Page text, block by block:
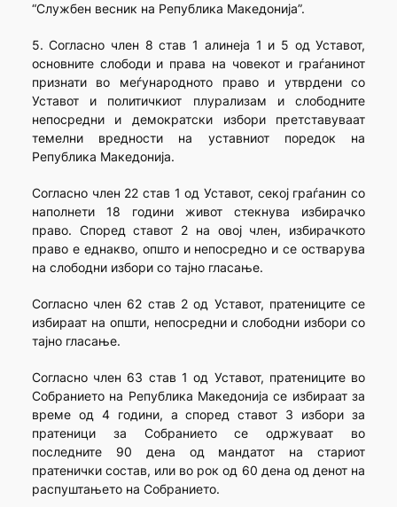
“Службен весник на Република Македонија”.
5. Согласно член 8 став 1 алинеја 1 и 5 од Уставот,
основните слободи и права на човекот и граѓанинот
признати во меѓународното право и утврдени со
Уставот и политичкиот плурализам и слободните
непосредни и демократски избори претставуваат
темелни вредности на уставниот поредок на
Република Македонија.
Согласно член 22 став 1 од Уставот, секој граѓанин со
наполнети 18 години живот стекнува избирачко
право. Според ставот 2 на овој член, избирачкото
право е еднакво, општо и непосредно и се остварува
на слободни избори со тајно гласање.
Согласно член 62 став 2 од Уставот, пратениците се
избираат на општи, непосредни и слободни избори со
тајно гласање.
Согласно член 63 став 1 од Уставот, пратениците во
Собранието на Република Македонија се избираат за
време од 4 години, а според ставот 3 избори за
пратеници за Собранието се одржуваат во
последните 90 дена од мандатот на стариот
пратенички состав, или во рок од 60 дена од денот на
распуштањето на Собранието.